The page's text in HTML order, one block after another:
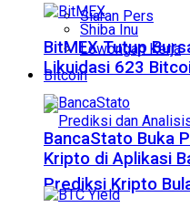
Siaran Pers
Lowongan Kerja
Shiba Inu
Bitcoin
Prediksi Kripto
BitMEX Tutup
Likuidasi 623
BancaStato Buka
Kripto di Aplikasi